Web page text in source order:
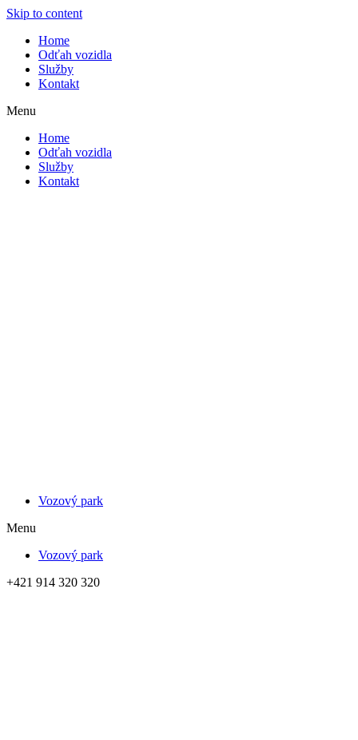
Skip to content
Home
Odťah vozidla
Služby
Kontakt
Menu
Home
Odťah vozidla
Služby
Kontakt
Vozový park
Menu
Vozový park
+421 914 320 320